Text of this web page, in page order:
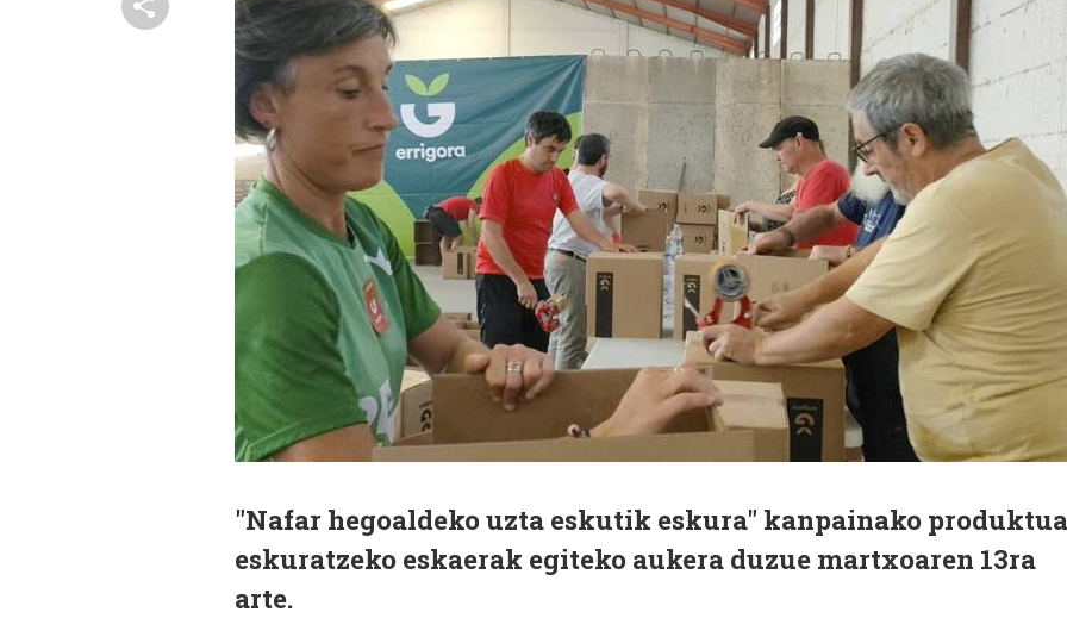
"Nafar hegoaldeko uzta eskutik eskura" kanpainako
eskuratzeko eskaerak egiteko aukera duzue martxoaren 13ra
arte.